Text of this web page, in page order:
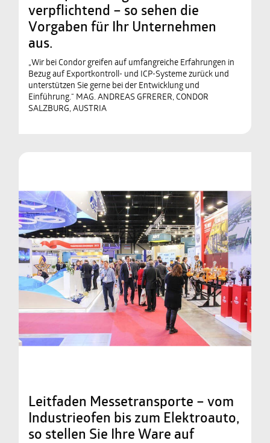
verpflichtend – so sehen die
Vorgaben für Ihr Unternehmen
aus.
„Wir bei Condor greifen auf umfangreiche Erfahrungen in
Bezug auf Exportkontroll- und ICP-Systeme zurück und
unterstützen Sie gerne bei der Entwicklung und
Einführung.“ MAG. ANDREAS GFRERER, CONDOR
SALZBURG, AUSTRIA
Leitfaden Messetransporte – vom
Industrieofen bis zum Elektroauto,
so stellen Sie Ihre Ware auf